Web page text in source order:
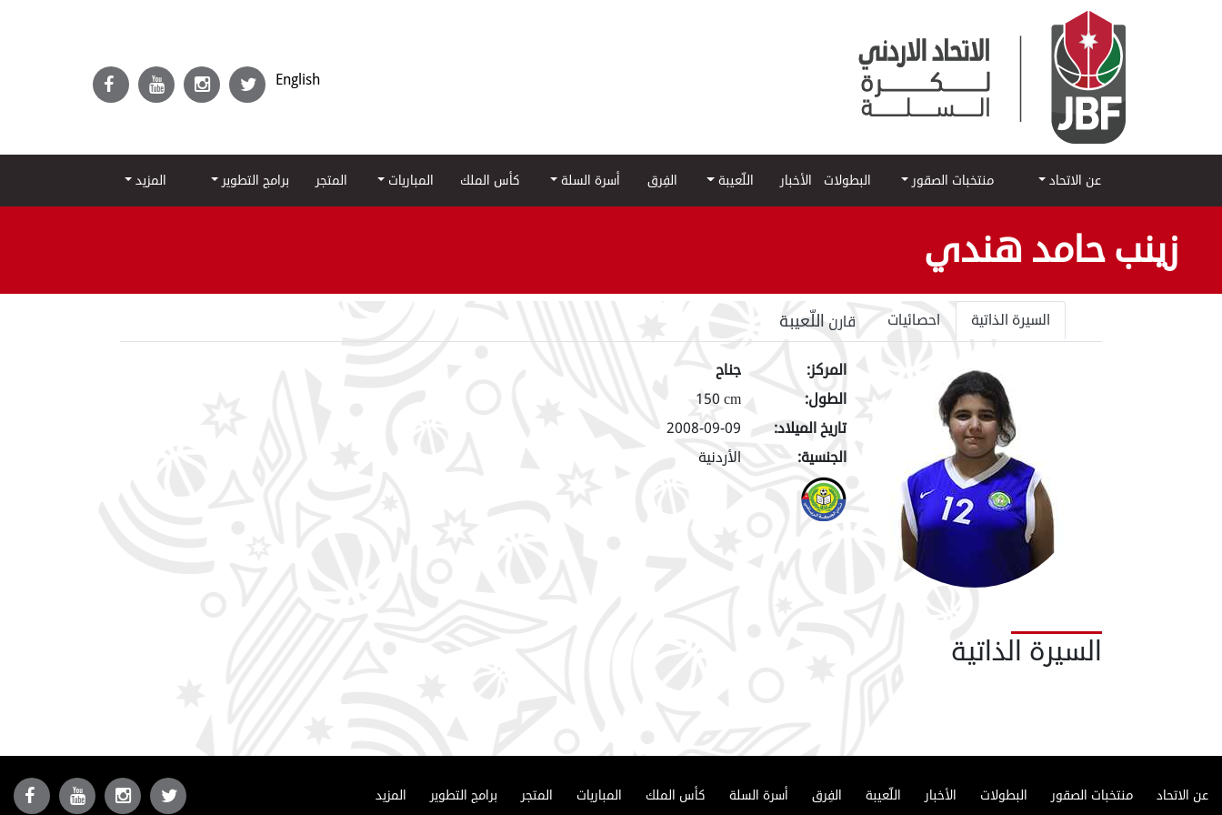
English
عن الاتحاد منتخبات الصقور البطولات الأخبار اللّعيبة الفِرق أسرة السلة كأس الملك المباريات المتجر برامج التطوير المزيد
زينب حامد هندي
السيرة الذاتية احصائيات قارن اللّعيبة
المركز:
جناح
الطول:
150 cm
تاريخ الميلاد:
2008-09-09
الجنسية:
الأردنية
السيرة الذاتية
عن الاتحاد منتخبات الصقور البطولات الأخبار اللّعيبة الفِرق أسرة السلة كأس الملك المباريات المتجر برامج التطوير المزيد